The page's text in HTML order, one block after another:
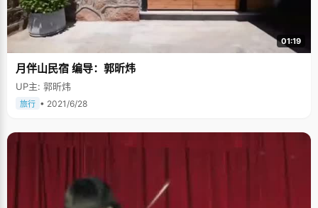
01:19
月伴山民宿 编导：郭昕炜
UP主: 郭昕炜
旅行 • 2021/6/28